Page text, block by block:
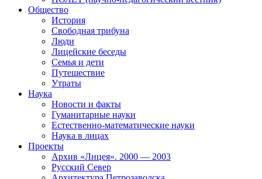
Общество
История
Свободная трибуна
Люди
Лицейские беседы
Семья и дети
Путешествие
Утраты
Наука
Новости и факты
Гуманитарные науки
Естественно-математические науки
Наука в лицах
Проекты
Архив «Лицея». 2000 — 2003
Русский Север